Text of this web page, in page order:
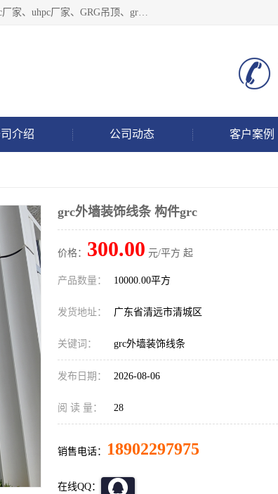
广东饰纪上品建材科技有限公司，主营grg材料、UHPC板、grc构件、uhpc幕墙板、grg厂家、grc厂家、uhpc厂家、GRG吊顶、grg石膏板、grg构件、外墙grc线条、grg造型、grg材料定制，uhpc高性能混凝土，uhpc构件，uhpc镂空挂板，grg材料生产厂家，广东grg厂家，广东grc厂家，联系方式*，2万平厂房，如果您对我公司的产品服务感兴趣，请联系我们。
介绍 公司动态 客户案例
grc外墙装饰线条 构件grc
价格： 300.00 元/平方 起
产品数量： 10000.00平方
发货地址： 广东省清远市清城区
关键词： grc外墙装饰线条
发布日期： 2026-08-06
阅 读 量： 28
销售电话： 18902297975
在线QQ：